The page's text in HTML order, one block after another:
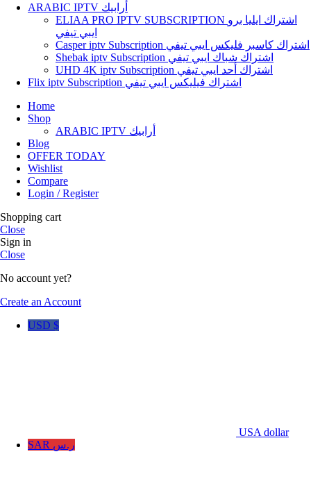
ARABIC IPTV أرابيك
ELIAA PRO IPTV SUBSCRIPTION اشتراك ايليا برو
ايبي تيفي
Casper iptv Subscription اشتراك كاسبر فليكس ايبي تيفي
Shebak iptv Subscription اشتراك شباك ايبي تيفي
UHD 4K iptv Subscription اشتراك أحد ايبي تيفي
Flix iptv Subscription اشتراك فيليكس ايبي تيفي
Home
Shop
ARABIC IPTV أرابيك
Blog
OFFER TODAY
Wishlist
Compare
Login / Register
Shopping cart
Close
Sign in
Close
No account yet?
Create an Account
USD $
USA dollar
SAR ر.س